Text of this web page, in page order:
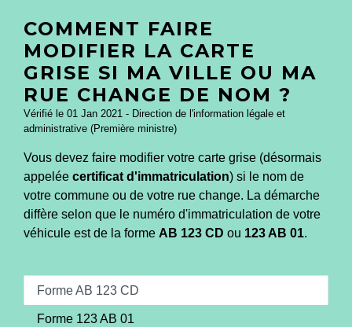
COMMENT FAIRE
MODIFIER LA CARTE
GRISE SI MA VILLE OU MA
RUE CHANGE DE NOM ?
Vérifié le 01 Jan 2021 - Direction de l'information légale et
administrative (Première ministre)
Vous devez faire modifier votre carte grise (désormais
appelée certificat d'immatriculation) si le nom de
votre commune ou de votre rue change. La démarche
diffère selon que le numéro d'immatriculation de votre
véhicule est de la forme AB 123 CD ou 123 AB 01.
Forme AB 123 CD
Forme 123 AB 01